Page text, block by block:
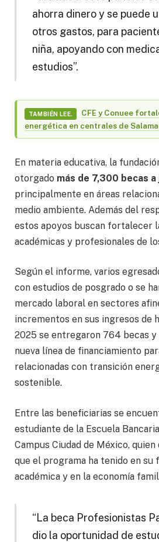
ahorra dinero y se puede
otros gastos, para
niña, apoyando con
estudios”.
TAMBIÉN LEE.
CFE y Conuee
energética en centrales de
En materia educativa, la
otorgado más de 7,300 becas
principalmente en áreas
medio ambiente. Además del
estos apoyos buscan fortalecer
académicas y profesionales de
Según el informe, varios
con estudios de posgrado o se
mercado laboral en sectores
incrementos en sus ingresos de
2025 se entregaron 764 becas
nueva línea de financiamiento
relacionadas con transición
sostenible.
Entre las beneficiarias se
estudiante de la Escuela
Campus Ciudad de México,
que el programa ha tenido en su
académica y en la economía
“La beca Profesionistas
dio la oportunidad de